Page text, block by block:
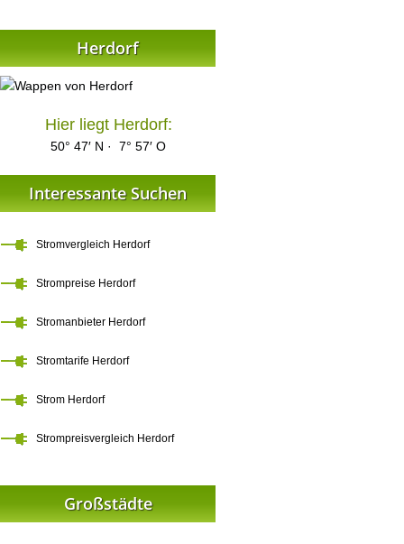
Herdorf
Hier liegt Herdorf:
50° 47′ N · 7° 57′ O
Interessante Suchen
Stromvergleich Herdorf
Strompreise Herdorf
Stromanbieter Herdorf
Stromtarife Herdorf
Strom Herdorf
Strompreisvergleich Herdorf
Großstädte